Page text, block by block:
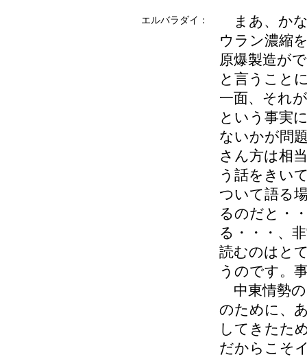
エルバラダイ：
まあ、か
ウラン濃縮
原爆製造が
と言うこと
一面、それ
という事実
ないかが問
さん方は相
う話をきい
ついて語る
るのだと・
る・・・、
読むのはと
うのです。
中東情勢の
のために、
してきたた
だからこそ